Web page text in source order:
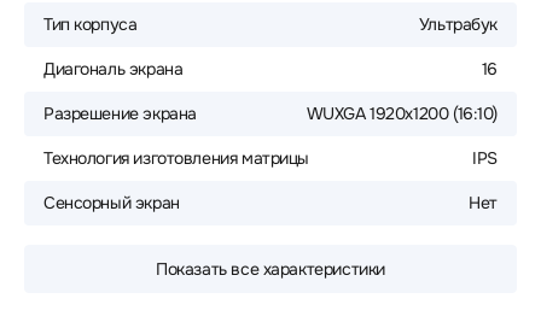
Тип корпуса Ультрабук
Диагональ экрана 16
Разрешение экрана WUXGA 1920x1200 (16:10)
Технология изготовления матрицы IPS
Сенсорный экран Нет
Показать все характеристики